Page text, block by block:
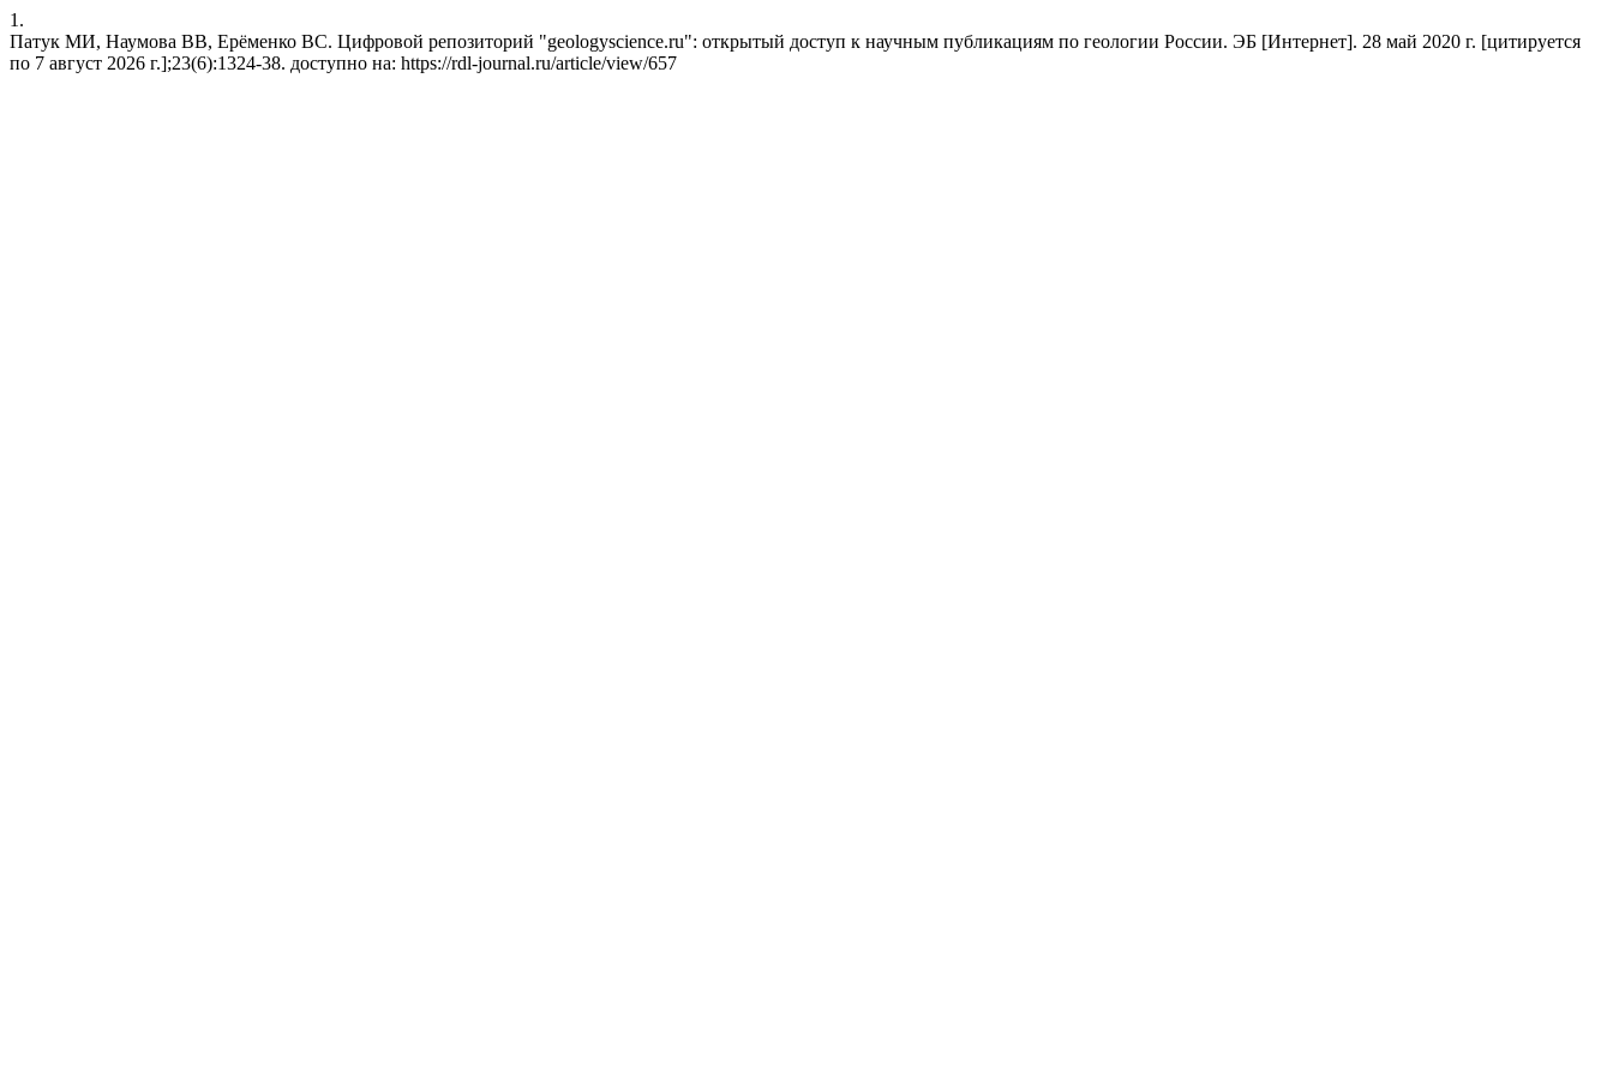
1.
Патук МИ, Наумова ВВ, Ерёменко ВС. Цифровой репозиторий "geologyscience.ru": открытый доступ к научным публикациям по геологии России. ЭБ [Интернет]. 28 май 2020 г. [цитируется
по 7 август 2026 г.];23(6):1324-38. доступно на: https://rdl-journal.ru/article/view/657